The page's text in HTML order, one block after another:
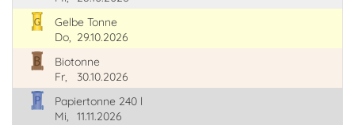
Gelbe Tonne
Do, 29.10.2026
Biotonne
Fr,
30.10.2026
Papiertonne 240 l
Mi,
11.11.2026